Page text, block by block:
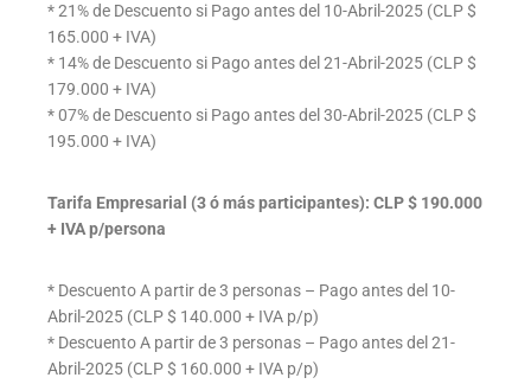
* 21% de Descuento si Pago antes del 10-Abril-2025 (CLP $
165.000 + IVA)
* 14% de Descuento si Pago antes del 21-Abril-2025 (CLP $
179.000 + IVA)
* 07% de Descuento si Pago antes del 30-Abril-2025 (CLP $
195.000 + IVA)
Tarifa Empresarial (3 ó más participantes): CLP $ 190.000
+ IVA p/persona
* Descuento A partir de 3 personas – Pago antes del 10-
Abril-2025 (CLP $ 140.000 + IVA p/p)
* Descuento A partir de 3 personas – Pago antes del 21-
Abril-2025 (CLP $ 160.000 + IVA p/p)